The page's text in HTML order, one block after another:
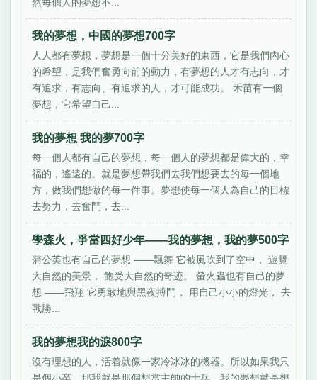
我的夢想，中國的夢想700字
人人都有夢想，夢想是一個十分美好的東西，它是我們內心
的希望，是我們奮勇向前的動力，有夢想的人才有志向，才
有追求，有志向、有追求的人，才可能成功。 禾苗有一個
夢想，它希望自己...
我的夢想 我的夢700字
每一個人都有自己的夢想，每一個人的夢想都是偉大的，幸
福的，遙遠的。就是夢想帶我們去我們想要去的每一個地
方，做我們想做的每一件事。夢想使每一個人為自己的目標
去努力，去奮鬥，去...
學森火，爭當四好少年——我的夢想，我的夢500字
蒲公英也有自己的夢想 ——飄舞 它被風吹到了空中， 遊覽
大自然的美景， 飽受大自然的奇迹。 螢火蟲也有自己的夢
想 ——飛翔 它勇敢地與黑夜搏鬥， 用自己小小的燈光， 去
戰勝...
我的夢想我的淚800字
沒有理想的人，活着就像一家冷冰冰的機器。所以如果我只
是個小卒，那我就是那個想當主帥的士兵。我的夢想就是想